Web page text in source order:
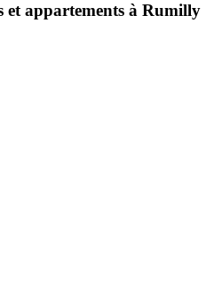
et appartements à Rumilly